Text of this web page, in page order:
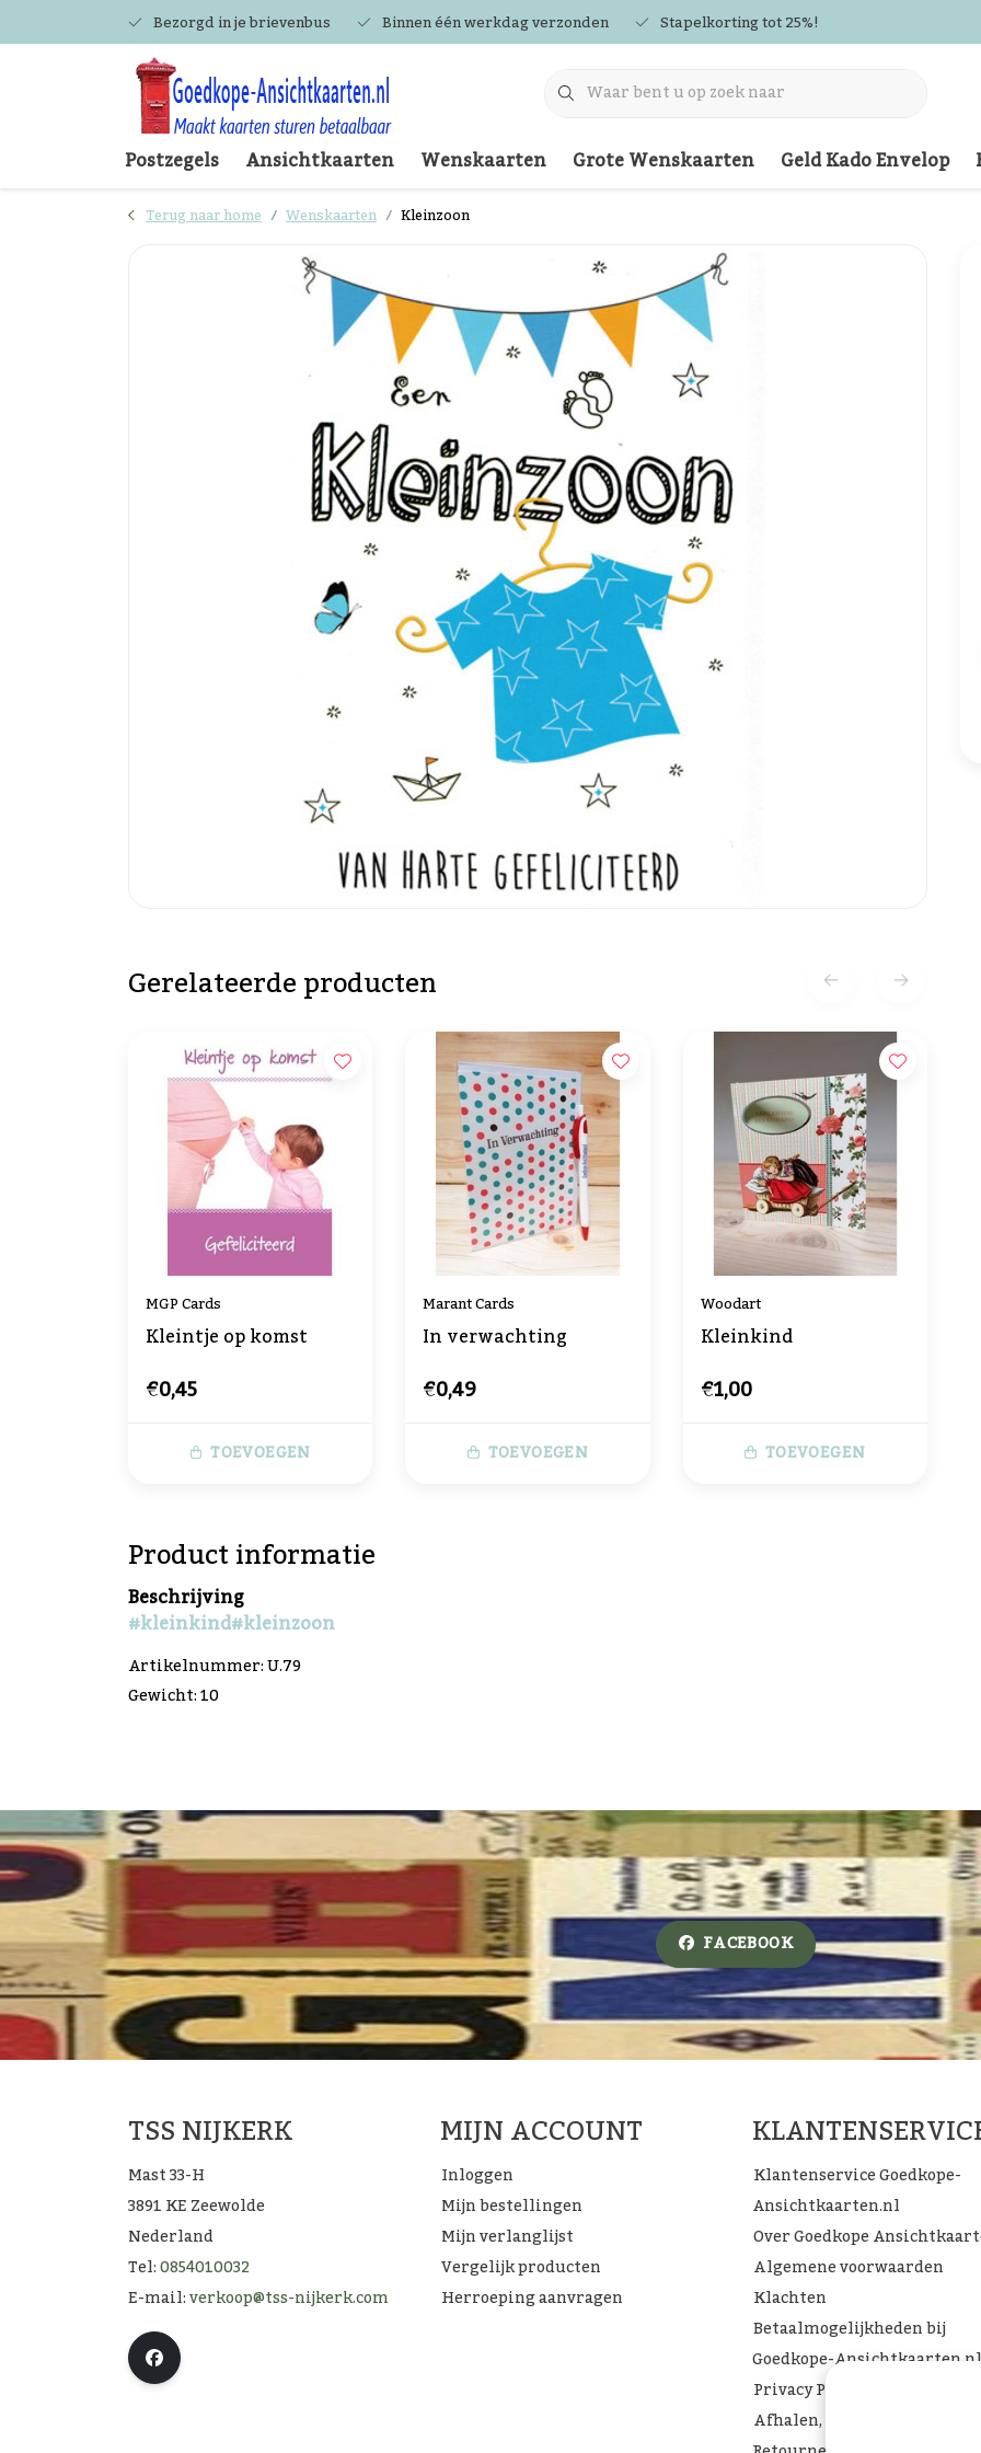
Bezorgd in je brievenbus Binnen één werkdag verzonden Stapelkorting tot 25%!
Postzegels Ansichtkaarten Wenskaarten Grote Wenskaarten Geld Kado Envelop
Terug naar home Wenskaarten Kleinzoon
Gerelateerde producten
MGP Cards
Kleintje op komst
€0,45
TOEVOEGEN
Marant Cards
In verwachting
€0,49
TOEVOEGEN
Woodart
Kleinkind
€1,00
TOEVOEGEN
Product informatie
Beschrijving
#kleinkind#kleinzoon
Artikelnummer: U.79
Gewicht: 10
FACEBOOK
TSS NIJKERK
Mast 33-H
3891 KE Zeewolde
Nederland
Tel:0854010032
E-mail:verkoop@tss-nijkerk.com
MIJN ACCOUNT
Inloggen
Mijn bestellingen
Mijn verlanglijst
Vergelijk producten
Herroeping aanvragen
Klantenservice Goedkope-
Ansichtkaarten.nl
Over Goedkope
Algemene voorwaarden
Klachten
Betaalmogelijkheden bij
Goedkope-Ansichtkaarten.nl
Privacy Policy
Afhalen, Verzenden of